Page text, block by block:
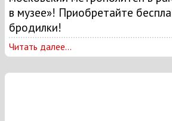
в музее»! Приобретайте
бродилки!
Читать далее...